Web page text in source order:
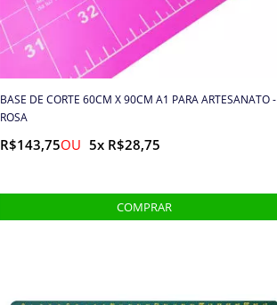
BASE DE CORTE 60CM X 90CM A1 PARA ARTESANATO -
ROSA
R$143,75 5x R$28,75